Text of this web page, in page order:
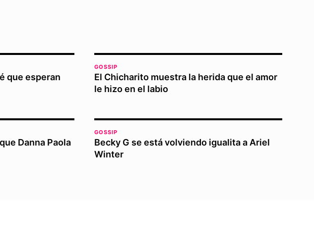
que esperan
GOSSIP
El Chicharito muestra la herida que el amor
le hizo en el labio
Danna Paola
GOSSIP
Becky G se está volviendo igualita a Ariel
Winter